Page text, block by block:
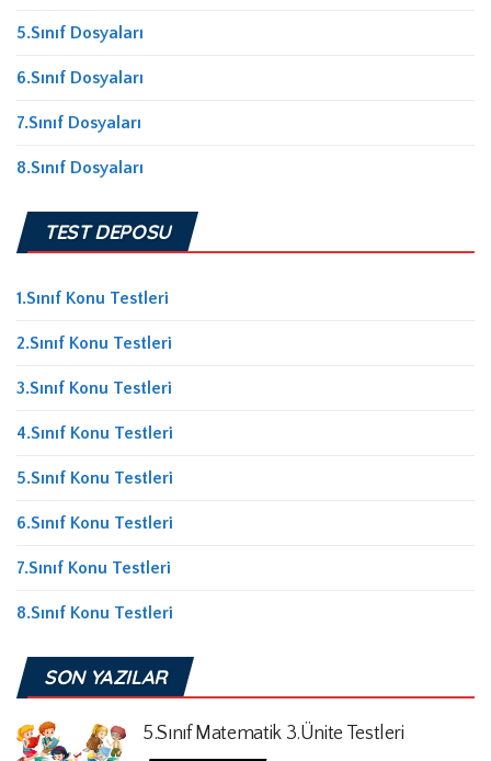
5.Sınıf Dosyaları
6.Sınıf Dosyaları
7.Sınıf Dosyaları
8.Sınıf Dosyaları
TEST DEPOSU
1.Sınıf Konu Testleri
2.Sınıf Konu Testleri
3.Sınıf Konu Testleri
4.Sınıf Konu Testleri
5.Sınıf Konu Testleri
6.Sınıf Konu Testleri
7.Sınıf Konu Testleri
8.Sınıf Konu Testleri
SON YAZILAR
5.Sınıf Matematik 3.Ünite Testleri